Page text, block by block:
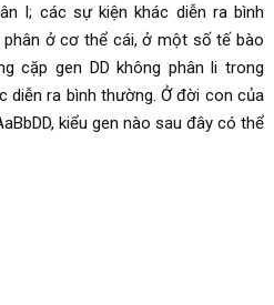
I; các sự kiện khác diễn ra bình
phân ở cơ thể cái, ở một số tế bào
cặp gen DD không phân li trong
diễn ra bình thường. Ở đời con của
kiểu gen nào sau đây có thể